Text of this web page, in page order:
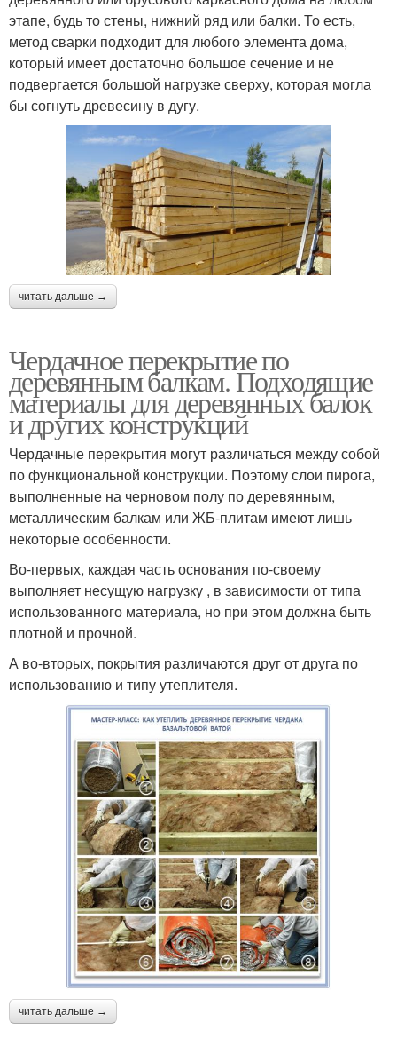
этапе, будь то стены, нижний ряд или балки. То есть,
метод сварки подходит для любого элемента дома,
который имеет достаточно большое сечение и не
подвергается большой нагрузке сверху, которая могла
бы согнуть древесину в дугу.
читать дальше →
Чердачное перекрытие по
деревянным балкам. Подходящие
материалы для деревянных балок
и других конструкций
Чердачные перекрытия могут различаться между собой
по функциональной конструкции. Поэтому слои пирога,
выполненные на черновом полу по деревянным,
металлическим балкам или ЖБ-плитам имеют лишь
некоторые особенности.
Во-первых, каждая часть основания по-своему
выполняет несущую нагрузку , в зависимости от типа
использованного материала, но при этом должна быть
плотной и прочной.
А во-вторых, покрытия различаются друг от друга по
использованию и типу утеплителя.
читать дальше →